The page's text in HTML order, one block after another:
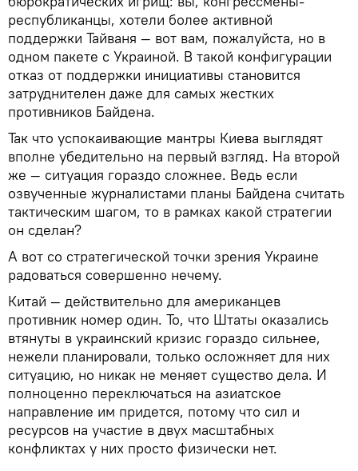
республиканцы, хотели более активной
поддержки Тайваня — вот вам, пожалуйста, но в
одном пакете с Украиной. В такой конфигурации
отказ от поддержки инициативы становится
затруднителен даже для самых жестких
противников Байдена.
Так что успокаивающие мантры Киева выглядят
вполне убедительно на первый взгляд. На второй
же — ситуация гораздо сложнее. Ведь если
озвученные журналистами планы Байдена считать
тактическим шагом, то в рамках какой стратегии
он сделан?
А вот со стратегической точки зрения Украине
радоваться совершенно нечему.
Китай — действительно для американцев
противник номер один. То, что Штаты оказались
втянуты в украинский кризис гораздо сильнее,
нежели планировали, только осложняет для них
ситуацию, но никак не меняет существо дела. И
полноценно переключаться на азиатское
направление им придется, потому что сил и
ресурсов на участие в двух масштабных
конфликтах у них просто физически нет.